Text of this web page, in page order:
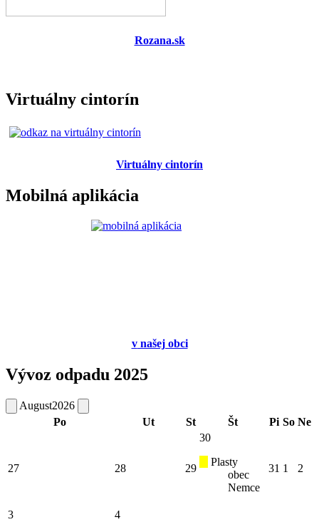
Rozana.sk
Virtuálny cintorín
Virtuálny cintorín
Mobilná aplikácia
vnašej obci
Vývoz odpadu 2025
August2026
Po
Ut St Št Pi So Ne
27 28 29
30
Plasty
obec
Nemce
31 1 2
3
4